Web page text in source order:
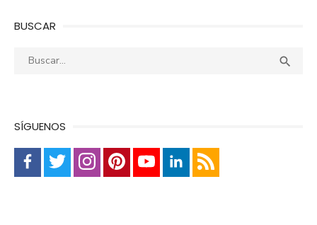
BUSCAR
Buscar: 
SÍGUENOS